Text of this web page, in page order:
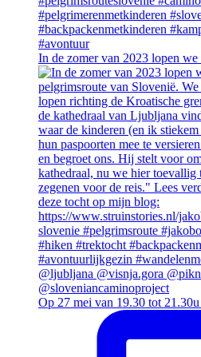
In de zomer van 2023 lopen we
Op 27 mei van 19.30 tot